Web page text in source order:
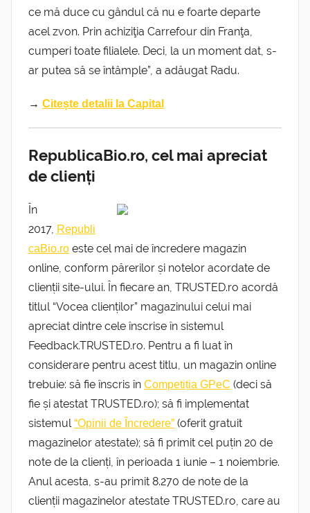
ce mă duce cu gândul că nu e foarte departe
acel zvon. Prin achiziţia Carrefour din Franţa,
cumperi toate filialele. Deci, la un moment dat, s-
ar putea să se întâmple”, a adăugat Radu.
→ Citește detalii la Capital
RepublicaBio.ro, cel mai apreciat
de clienți
În
2017, Republi
caBio.ro este cel mai de încredere magazin
online, conform părerilor și notelor acordate de
clienții site-ului. În fiecare an, TRUSTED.ro acordă
titlul “Vocea clienților” magazinului celui mai
apreciat dintre cele înscrise în sistemul
Feedback.TRUSTED.ro. Pentru a fi luat în
considerare pentru acest titlu, un magazin online
trebuie: să fie înscris în Competiția GPeC (deci să
fie și atestat TRUSTED.ro); să fi implementat
sistemul“Opinii de Încredere” (oferit gratuit
magazinelor atestate); să fi primit cel puțin 20 de
note de la clienți, în perioada 1 iunie – 1 noiembrie.
Anul acesta, s-au primit 8.270 de note de la
clienții magazinelor atestate TRUSTED.ro, care au